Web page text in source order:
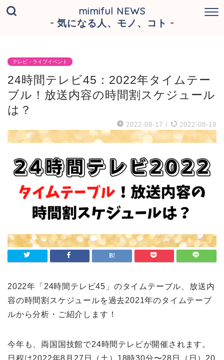
mimiful NEWS
- 気になる人、モノ、コト -
テレビ・ライブイベント
24時間テレビ45：2022年タイムテー
ブル！放送内容の時間割スケジュール
は？
2022-08-17 / 2022-08-19
2022年「24時間テレビ45」のタイムテーブル、放送内
容の時間割スケジュールを過去2021年のタイムテーブ
ルから分析・ご紹介します！
今年も、両国国技館で24時間テレビが開催されます。